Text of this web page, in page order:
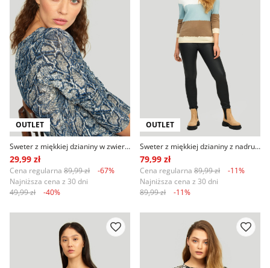
OUTLET
Sweter z miękkiej dzianiny w zwierzęcy print, szary
29,99 zł
Cena regularna 89,99 zł
-67%
Najniższa cena z 30 dni
49,99 zł
-40%
OUTLET
Sweter z miękkiej dzianiny z nadrukiem
79,99 zł
Cena regularna 89,99 zł
-11%
Najniższa cena z 30 dni
89,99 zł
-11%